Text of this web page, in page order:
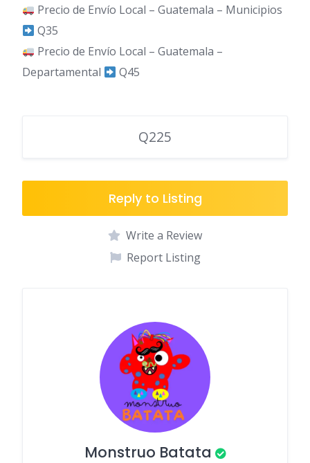
Precio de Envío Local – Guatemala – Municipios
Q35
Precio de Envío Local – Guatemala –
Departamental
Q45
Q225
Reply to Listing
Write a Review
Report Listing
Monstruo Batata